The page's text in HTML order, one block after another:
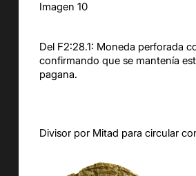
Del F2:28.1: Moneda perforada
confirmando que se mantenía
pagana.
Divisor por Mitad para circular